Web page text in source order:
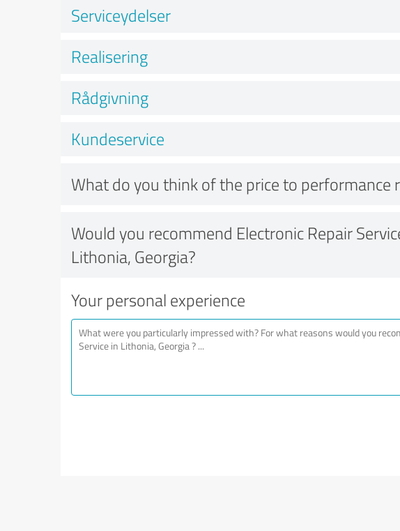
Serviceydelser
Realisering
Rådgivning
Kundeservice
What do you think of the price to performance
Would you recommend Electronic Repair
Lithonia, Georgia?
Your personal experience